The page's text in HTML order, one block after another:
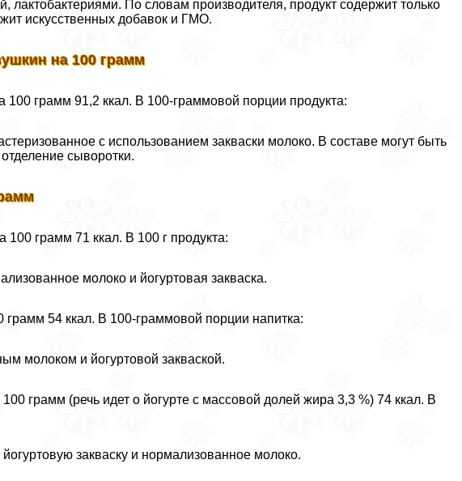
лактобактериями. По словам производителя, продукт содержит только
искусственных добавок и ГМО.
на 100 грамм
100 грамм 91,2 ккал. В 100-граммовой порции продукта:
с использованием закваски молоко. В составе могут быть
сыворотки.
100 грамм 71 ккал. В 100 г продукта:
молоко и йогуртовая закваска.
грамм 54 ккал. В 100-граммовой порции напитка:
молоком и йогуртовой закваской.
грамм (речь идет о йогурте с массовой долей жира 3,3 %) 74 ккал. В
закваску и нормализованное молоко.